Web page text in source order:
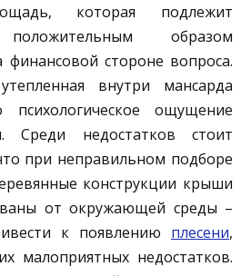
которая подлежит
образом
финансовой стороне вопроса.
внутри мансарда
психологическое ощущение
Среди недостатков стоит
при неправильном подборе
конструкции крыши
от окружающей среды –
к появлению плесени,
малоприятных недостатков.